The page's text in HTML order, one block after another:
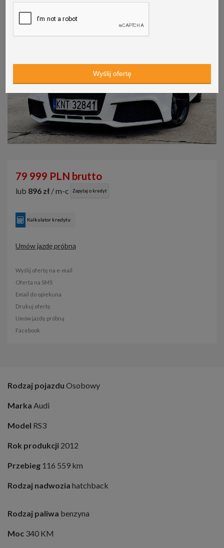
79 999 PLN brutto
lub 896 zł / m-c Zapytaj o kredyt
Kalkulator kredytu
Umów jazdę próbną
Wyślij ofertę na e-mail
Oferta na SMS
Email do opiekuna
Drukuj ofertę
Umów jazdę próbną
Facebook
Rodzaj pojazdu Osobowy
Marka Audi
Model RS3
Rok produkcji 2012
Przebieg 116 559 km
Rodzaj nadwozia hatchback
Rodzaj paliwa benzyna
Moc 340 KM